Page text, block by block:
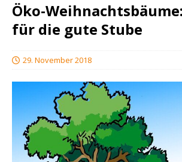
Öko-
für die gute Stube
29. November 2018